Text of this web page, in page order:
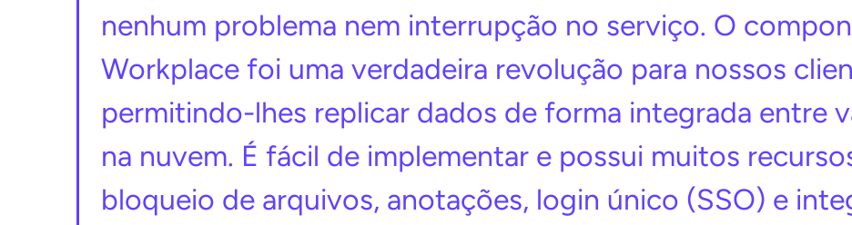
nenhum problema nem interrupção no serviço. O
Workplace foi uma verdadeira revolução para nossos
permitindo-lhes replicar dados de forma integrada entre
na nuvem. É fácil de implementar e possui muitos
bloqueio de arquivos, anotações, login único (SSO) e